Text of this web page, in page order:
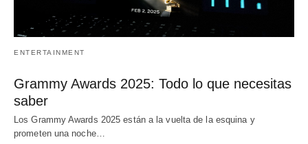
ENTERTAINMENT
Grammy Awards 2025: Todo lo que necesitas
saber
Los Grammy Awards 2025 están a la vuelta de la esquina y
prometen una noche…